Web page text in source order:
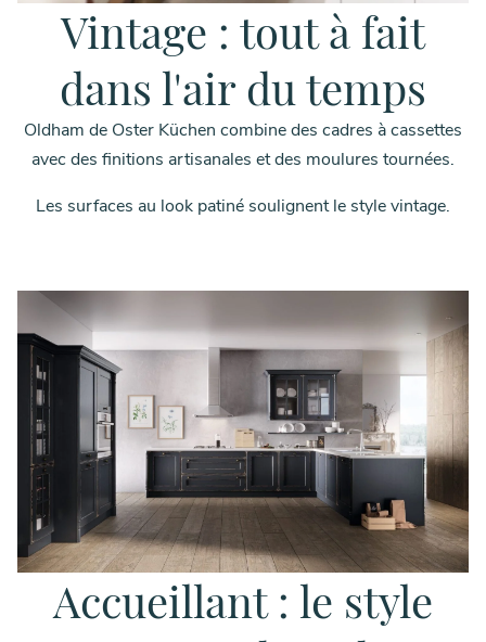
Vintage : tout à fait
dans l'air du temps
Oldham de Oster Küchen combine des cadres à cassettes
avec des finitions artisanales et des moulures tournées.
Les surfaces au look patiné soulignent le style vintage.
Accueillant : le style